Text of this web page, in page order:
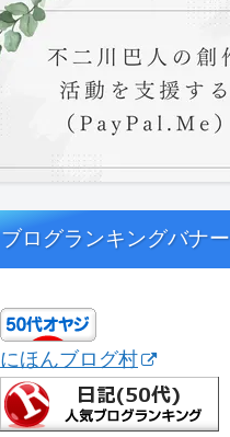
ブログランキングバナー
にほんブログ村